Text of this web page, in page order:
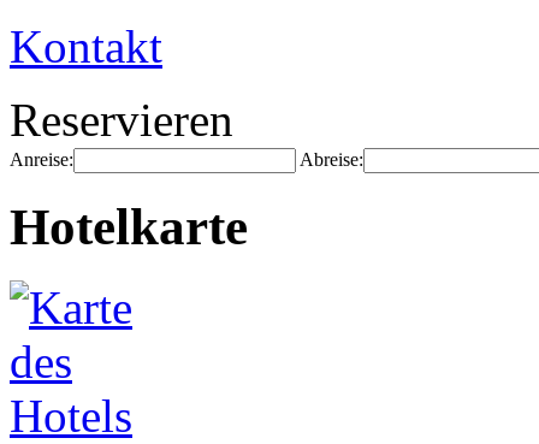
Kontakt
Reservieren
Anreise: Abreise:
Hotelkarte